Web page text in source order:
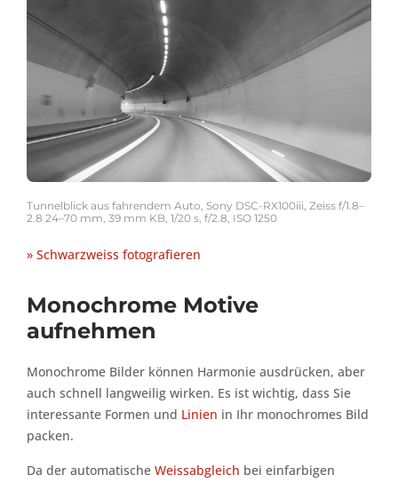
Tunnelblick aus fahrendem Auto, Sony DSC-RX100iii, Zeiss f/1.8–
2.8 24–70 mm, 39 mm KB, 1/20 s, f/2.8, ISO 1250
» Schwarzweiss fotografieren
Monochrome Motive
aufnehmen
Monochrome Bilder können Harmonie ausdrücken, aber
auch schnell langweilig wirken. Es ist wichtig, dass Sie
interessante Formen und Linien in Ihr monochromes Bild
packen.
Da der automatische Weissabgleich bei einfarbigen